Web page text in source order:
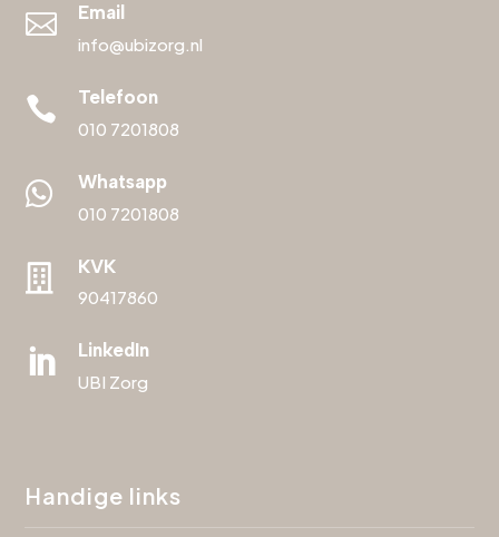
 Email
info@ubizorg.nl
 Telefoon
010 7201808
 Whatsapp
010 7201808
 KVK
90417860
 LinkedIn
UBI Zorg
Handige links